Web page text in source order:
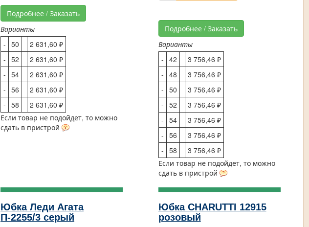
Подробнее / Заказать
Варианты
- 50
2 631,60 ₽
- 52
2 631,60 ₽
- 54
2 631,60 ₽
- 56
2 631,60 ₽
- 58
2 631,60 ₽
Если товар не подойдет, то можно
сдать в пристрой
Подробнее / Заказать
Варианты
- 42
3 756,46 ₽
- 48
3 756,46 ₽
- 50
3 756,46 ₽
- 52
3 756,46 ₽
- 54
3 756,46 ₽
- 56
3 756,46 ₽
- 58
3 756,46 ₽
Если товар не подойдет, то можно
сдать в пристрой
Юбка Леди Агата
П-2255/3 серый
Юбка CHARUTTI 12915
розовый